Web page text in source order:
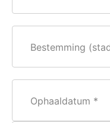
Bestemming
Ophaaldatum